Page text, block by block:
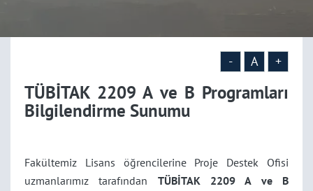
- A +
TÜBİTAK 2209 A ve B Programları
Bilgilendirme Sunumu
Fakültemiz Lisans öğrencilerine Proje Destek Ofisi
uzmanlarımız tarafından TÜBİTAK 2209 A ve B